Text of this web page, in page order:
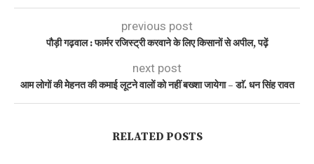
previous post
पौड़ी गढ़वाल : फार्मर रजिस्ट्री करवाने के लिए किसानों से अपील, पढ़ें
next post
आम लोगों की मेेहनत की कमाई लूटने वालों को नहीं बख्शा जायेगा – डाॅ. धन सिंह रावत
RELATED POSTS